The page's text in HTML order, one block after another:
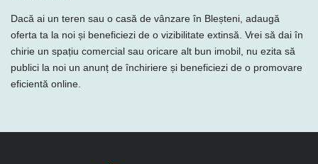
Dacă ai un teren sau o casă de vânzare în Bleșteni, adaugă
oferta ta la noi și beneficiezi de o vizibilitate extinsă. Vrei să dai în
chirie un spațiu comercial sau oricare alt bun imobil, nu ezita să
publici la noi un anunț de închiriere și beneficiezi de o promovare
eficientă online.